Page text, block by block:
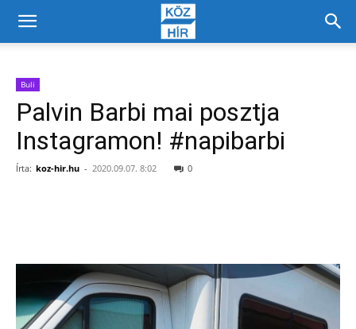
Buli
Palvin Barbi mai posztja
Instagramon! #napibarbi
Írta: koz-hir.hu - 2020.09.07. 8:02 0